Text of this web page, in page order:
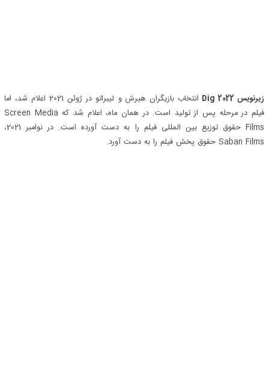
زیرنویس Dig 2022
انتخاب بازیگران هیرش و لیبراتو در ژوئن 2021 اعلام شد، اما
فیلم در مرحله پس از تولید است. در همان ماه، اعلام شد که Screen Media
Films حقوق توزیع بین المللی فیلم را به دست آورده است. در نوامبر 2021،
Saban Films حقوق پخش فیلم را به دست آورد.